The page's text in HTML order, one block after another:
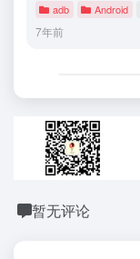
adb Android
7年前
暂无评论